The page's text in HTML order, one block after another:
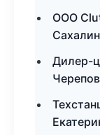
ООО
Дилер-